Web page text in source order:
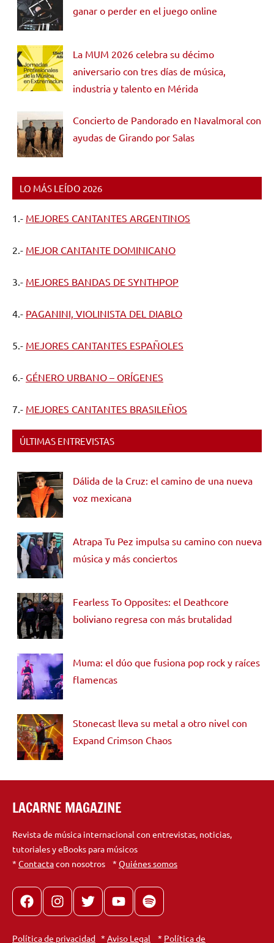
ganar o perder en el juego online
La MUM 2026 celebra su décimo
aniversario con tres días de música,
industria y talento en Mérida
Concierto de Pandorado en Navalmoral con
ayudas de Girando por Salas
LO MÁS LEÍDO 2026
1.- MEJORES CANTANTES ARGENTINOS
2.- MEJOR CANTANTE DOMINICANO
3.- MEJORES BANDAS DE SYNTHPOP
4.- PAGANINI, VIOLINISTA DEL DIABLO
5.- MEJORES CANTANTES ESPAÑOLES
6.- GÉNERO URBANO – ORÍGENES
7.- MEJORES CANTANTES BRASILEÑOS
ÚLTIMAS ENTREVISTAS
Dálida de la Cruz: el camino de una nueva
voz mexicana
Atrapa Tu Pez impulsa su camino con nueva
música y más conciertos
Fearless To Opposites: el Deathcore
boliviano regresa con más brutalidad
Muma: el dúo que fusiona pop rock y raíces
flamencas
Stonecast lleva su metal a otro nivel con
Expand Crimson Chaos
LACARNE MAGAZINE
Revista de música internacional con entrevistas, noticias,
tutoriales y eBooks para músicos
* Contactacon nosotros * Quiénes somos
FacebookInstagram
X youtubespotify
Política de privacidad * Aviso Legal * Política de